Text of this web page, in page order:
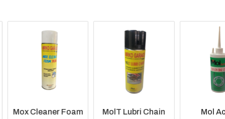
Mox Cleaner Foam
MolT Lubri Chain
Mol